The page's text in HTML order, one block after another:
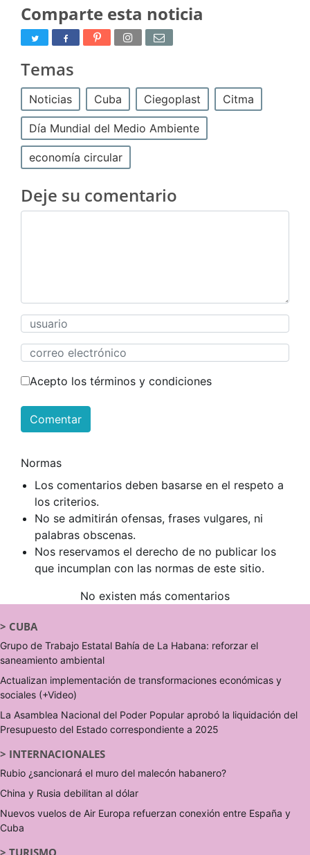
Comparte esta noticia
Temas
Noticias Cuba Ciegoplast Citma
Día Mundial del Medio Ambiente
economía circular
Deje su comentario
Acepto los términos y condiciones
Comentar
Normas
Los comentarios deben basarse en el respeto a
los criterios.
No se admitirán ofensas, frases vulgares, ni
palabras obscenas.
Nos reservamos el derecho de no publicar los
que incumplan con las normas de este sitio.
No existen más comentarios
> CUBA
Grupo de Trabajo Estatal Bahía de La Habana: reforzar el
saneamiento ambiental
Actualizan implementación de transformaciones económicas y
sociales (+Video)
La Asamblea Nacional del Poder Popular aprobó la liquidación del
Presupuesto del Estado correspondiente a 2025
> INTERNACIONALES
Rubio ¿sancionará el muro del malecón habanero?
China y Rusia debilitan al dólar
Nuevos vuelos de Air Europa refuerzan conexión entre España y
Cuba